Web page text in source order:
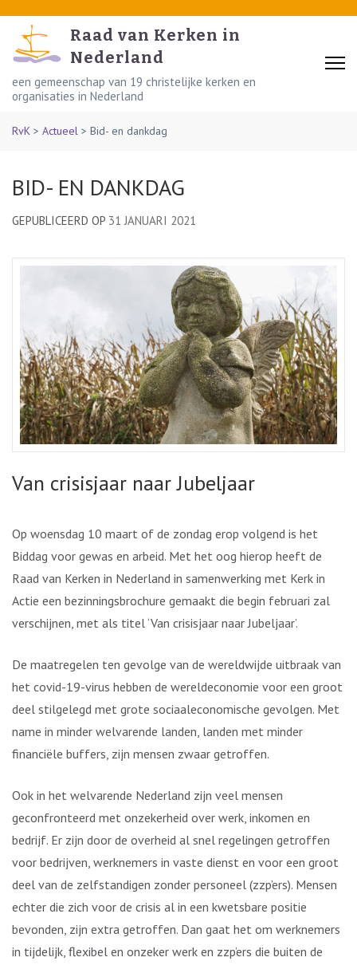
content
(Press
Enter)
Raad van Kerken in
Nederland
een gemeenschap van 19 christelijke kerken en
organisaties in Nederland
RvK > Actueel > Bid- en dankdag
BID- EN DANKDAG
GEPUBLICEERD OP 31 JANUARI 2021
Van crisisjaar naar Jubeljaar
Op woensdag 10 maart of de zondag erop volgend is het
Biddag voor gewas en arbeid. Met het oog hierop heeft de
Raad van Kerken in Nederland in samenwerking met Kerk in
Actie een bezinningsbrochure gemaakt die begin februari zal
verschijnen, met als titel ‘Van crisisjaar naar Jubeljaar’.
De maatregelen ten gevolge van de wereldwijde uitbraak van
het covid-19-virus hebben de wereldeconomie voor een groot
deel stilgelegd met grote sociaaleconomische gevolgen. Met
name in minder welvarende landen, landen met minder
financiële buffers, zijn mensen zwaar getroffen.
Ook in het welvarende Nederland zijn veel mensen
geconfronteerd met onzekerheid over werk, inkomen en
bedrijf. Er zijn door de overheid al snel regelingen getroffen
voor bedrijven, werknemers in vaste dienst en voor een groot
deel van de zelfstandigen zonder personeel (zzp’ers). Mensen
echter die zich voor de crisis al in een kwetsbare positie
bevonden, zijn extra getroffen. Dan gaat het om werknemers
in tijdelijk, flexibel en onzeker werk en zzp’ers die buiten de